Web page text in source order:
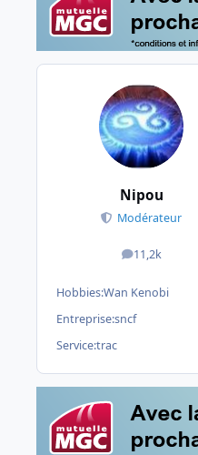
Nipou
Modérateur
11,2k
messages
Hobbies:Wan Kenobi
Entreprise:sncf
Service:trac